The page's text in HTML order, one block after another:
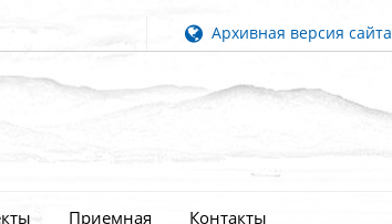
Архивная версия сайта
Приемная Контакты